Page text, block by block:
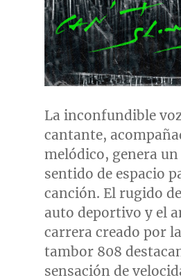
La inconfundible
cantante,
melódico, genera
sentido de espacio
canción. El rugido
auto deportivo y el
carrera creado por
tambor 808
sensación de